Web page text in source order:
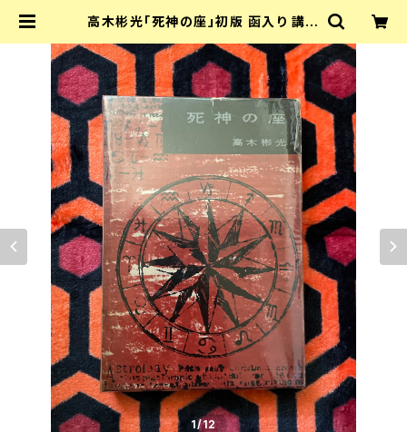
高木彬光「死神の座」初版 函入り 講談
(4) | 古書 まずる
1/12